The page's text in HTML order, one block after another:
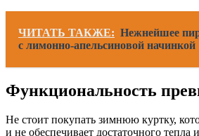
ЧИТАТЬ ТАКЖЕ: Нежнейшее
с лимонно-апельсиновой начинкой
Функциональность
Не стоит покупать зимнюю куртку,
и не обеспечивает достаточного тепла